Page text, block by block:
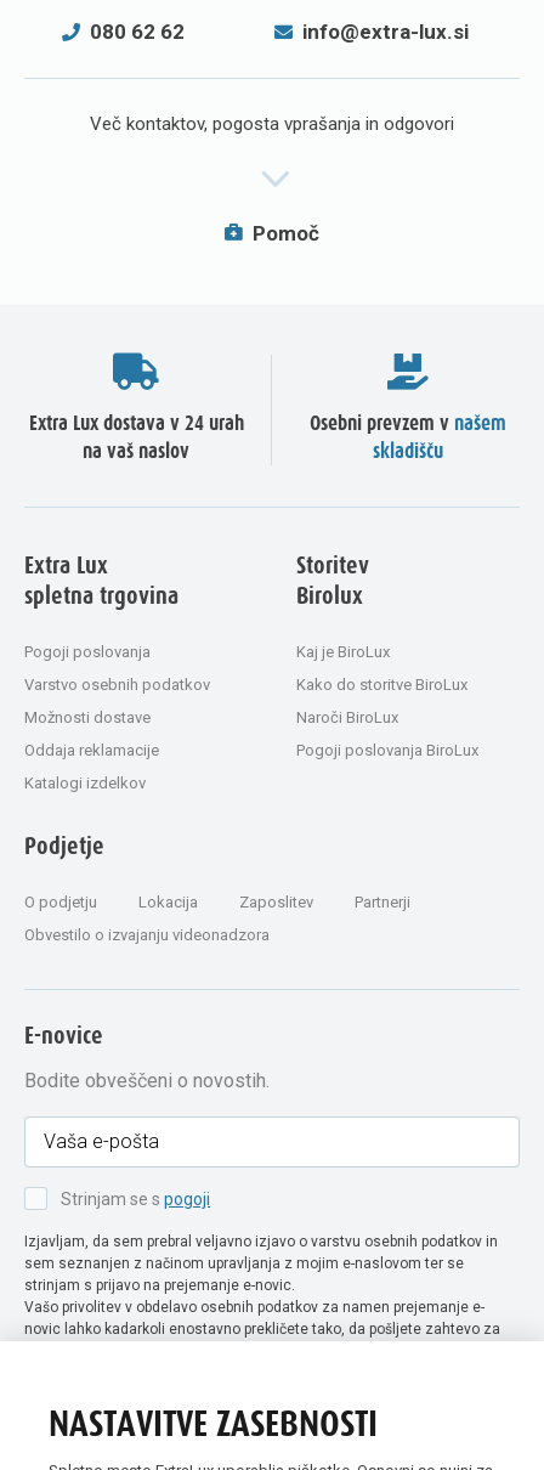
080 62 62 info@extra-lux.si
Več kontaktov, pogosta vprašanja in odgovori
Pomoč
Extra Lux dostava v 24 urah
na vaš naslov
Osebni prevzem v našem
skladišču
Extra Lux
spletna trgovina
Pogoji poslovanja
Varstvo osebnih podatkov
Možnosti dostave
Oddaja reklamacije
Katalogi izdelkov
Storitev
Birolux
Kaj je BiroLux
Kako do storitve BiroLux
Naroči BiroLux
Pogoji poslovanja BiroLux
Podjetje
O podjetju Lokacija Zaposlitev
Partnerji
Obvestilo o izvajanju videonadzora
E-novice
Bodite obveščeni o novostih.
Strinjam se s pogoji
Izjavljam, da sem prebral veljavno izjavo o varstvu osebnih podatkov in
sem seznanjen z načinom upravljanja z mojim e-naslovom ter se
strinjam s prijavo na prejemanje e-novic.
Vašo privolitev v obdelavo osebnih podatkov za namen prejemanje e-
novic lahko kadarkoli enostavno prekličete tako, da pošljete zahtevo za
NASTAVITVE ZASEBNOSTI